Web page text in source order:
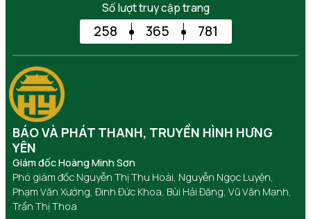
Số lượt truy cập trang
258 365 781
BÁO VÀ PHÁT THANH, TRUYỀN HÌNH HƯNG
YÊN
Giám đốc Hoàng Minh Sơn
Phó giám đốc Nguyễn Thị Thu Hoài, Nguyễn Ngọc Luyện,
Phạm Văn Xướng, Đinh Đức Khoa, Bùi Hải Đăng, Vũ Văn Mạnh,
Trần Thị Thoa